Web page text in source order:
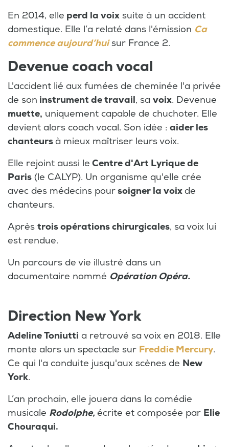
En 2014, elle perd la voix suite à un accident
domestique. Elle l’a relaté dans l'émission Ca
commence aujourd’huisur France 2.
Devenue coach vocal
L'accident lié aux fumées de cheminée l'a privée
de son instrument de travail, sa voix. Devenue
muette, uniquement capable de chuchoter. Elle
devient alors coach vocal. Son idée : aider les
chanteursà mieux maîtriser leurs voix.
Elle rejoint aussi le Centre d'Art Lyrique de
Paris (le CALYP). Un organisme qu'elle crée
avec des médecins poursoigner la voixde
chanteurs.
Après trois opérations chirurgicales, sa voix lui
est rendue.
Un parcours de vie illustré dans un
documentaire nommé Opération Opéra.
Direction New York
Adeline Toniutti a retrouvé sa voix en 2018. Elle
monte alors un spectacle sur Freddie Mercury.
Ce qui l'a conduite jusqu'aux scènes de New
York.
L’an prochain, elle jouera dans la comédie
musicale Rodolphe, écrite et composée par Elie
Chouraqui.